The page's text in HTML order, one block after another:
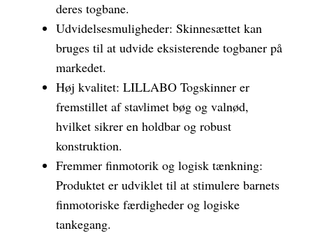
deres togbane.
Udvidelsesmuligheder: Skinnesættet kan
bruges til at udvide eksisterende togbaner på
markedet.
Høj kvalitet: LILLABO Togskinner er
fremstillet af stavlimet bøg og valnød,
hvilket sikrer en holdbar og robust
konstruktion.
Fremmer finmotorik og logisk tænkning:
Produktet er udviklet til at stimulere barnets
finmotoriske færdigheder og logiske
tankegang.